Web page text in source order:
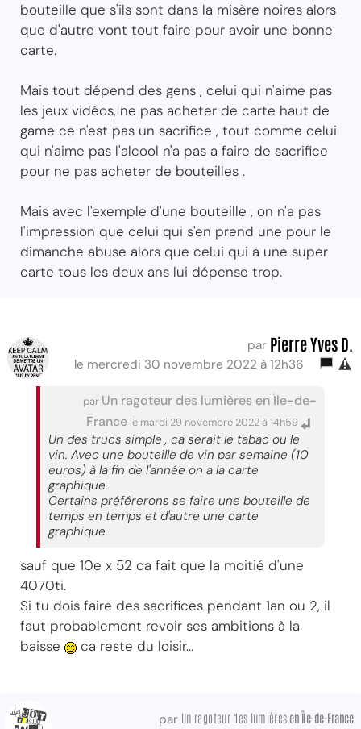
bouteille que s'ils sont dans la misère noires alors
que d'autre vont tout faire pour avoir une bonne
carte.
Mais tout dépend des gens , celui qui n'aime pas
les jeux vidéos, ne pas acheter de carte haut de
game ce n'est pas un sacrifice , tout comme celui
qui n'aime pas l'alcool n'a pas a faire de sacrifice
pour ne pas acheter de bouteilles .
Mais avec l'exemple d'une bouteille , on n'a pas
l'impression que celui qui s'en prend une pour le
dimanche abuse alors que celui qui a une super
carte tous les deux ans lui dépense trop.
par Pierre Yves D.
le mercredi 30 novembre 2022 à 12h36
par Un ragoteur des lumières en Île-de-
France le mardi 29 novembre 2022 à 14h59
Un des trucs simple , ca serait le tabac ou le
vin. Avec une bouteille de vin par semaine (10
euros) à la fin de l'année on a la carte
graphique.
Certains préférerons se faire une bouteille de
temps en temps et d'autre une carte
graphique.
sauf que 10e x 52 ca fait que la moitié d'une
4070ti.
Si tu dois faire des sacrifices pendant 1an ou 2, il
faut probablement revoir ses ambitions à la
baisse
ca reste du loisir...
par Un ragoteur des lumières en Île-de-France